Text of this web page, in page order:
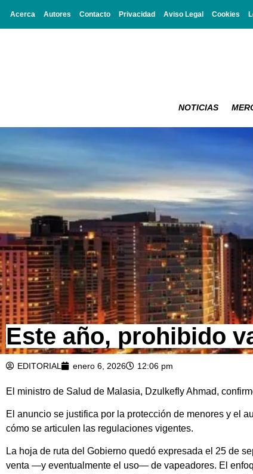
Acerca Autores Contacto Privacidad Aviso Legal Cookies
NOTICIAS
Este año, prohibido
EDITORIAL enero 6, 2026 12:06 pm
El ministro de Salud de Malasia, Dzulkefly Ahmad,
El anuncio se justifica por la protección de menores y el
cómo se articulen las regulaciones vigentes.
La hoja de ruta del Gobierno quedó expresada el 25 de
venta —y eventualmente el uso— de vapeadores. El